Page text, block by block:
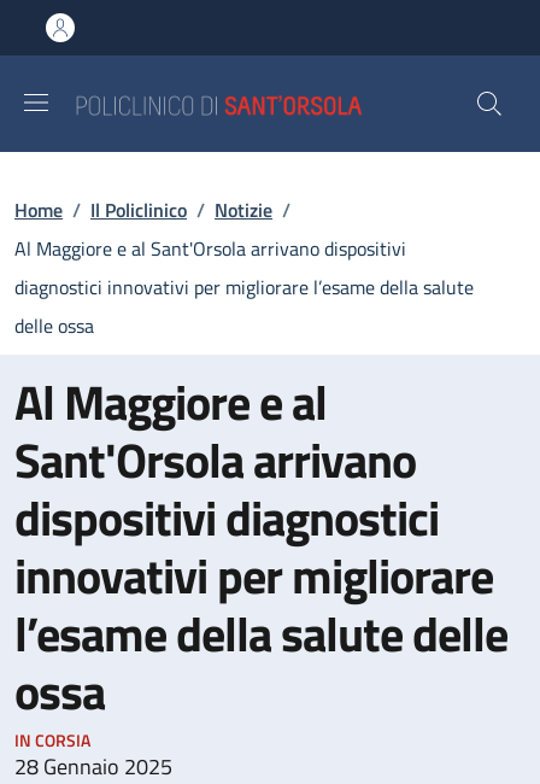
al contenuto principale
to footer content
Briciole di pane
Home / Il Policlinico / Notizie /
Al Maggiore e al Sant'Orsola arrivano dispositivi
diagnostici innovativi per migliorare l’esame della salute
delle ossa
Al Maggiore e al
Sant'Orsola arrivano
dispositivi diagnostici
innovativi per migliorare
l’esame della salute delle
ossa
IN CORSIA
28 Gennaio 2025